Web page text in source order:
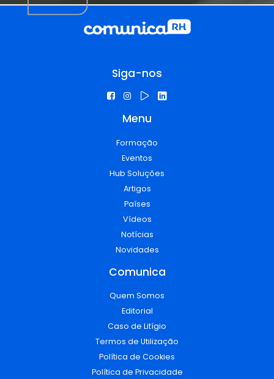
Siga-nos
Menu
Formação
Eventos
Hub Soluções
Artigos
Países
Vídeos
Notícias
Novidades
Comunica
Quem Somos
Editorial
Caso de Litígio
Termos de Utilização
Política de Cookies
Política de Privacidade